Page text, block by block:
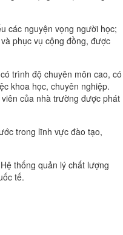
các nguyện vọng người học;
phục vụ cộng đồng, được
trình độ chuyên môn cao, có
khoa học, chuyên nghiệp.
của nhà trường được phát
trong lĩnh vực đào tạo,
thống quản lý chất lượng
tế.